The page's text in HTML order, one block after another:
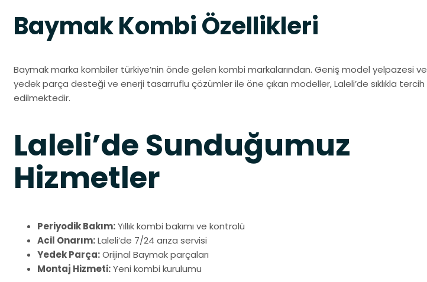
Baymak Kombi Özellikleri
Baymak marka kombiler türkiye’nin önde gelen kombi markalarından. Geniş model yelpazesi ve
yedek parça desteği ve enerji tasarruflu çözümler ile öne çıkan modeller, Laleli’de sıklıkla tercih
edilmektedir.
Laleli’de Sunduğumuz
Hizmetler
Periyodik Bakım:Yıllık kombi bakımı ve kontrolü
Acil Onarım:Laleli’de 7/24 arıza servisi
Yedek Parça:Orijinal Baymak parçaları
Montaj Hizmeti:Yeni kombi kurulumu